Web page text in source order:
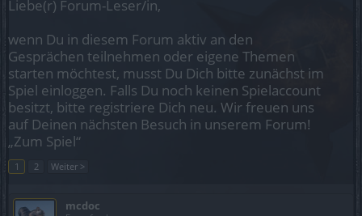
Liebe(r) Forum-Leser/in,
wenn Du in diesem Forum aktiv an den
Gesprächen teilnehmen oder eigene Themen
starten möchtest, musst Du Dich bitte zunächst im
Spiel einloggen. Falls Du noch keinen Spielaccount
besitzt, bitte registriere Dich neu. Wir freuen uns
auf Deinen nächsten Besuch in unserem Forum!
„Zum Spiel“
1 2 Weiter >
mcdoc